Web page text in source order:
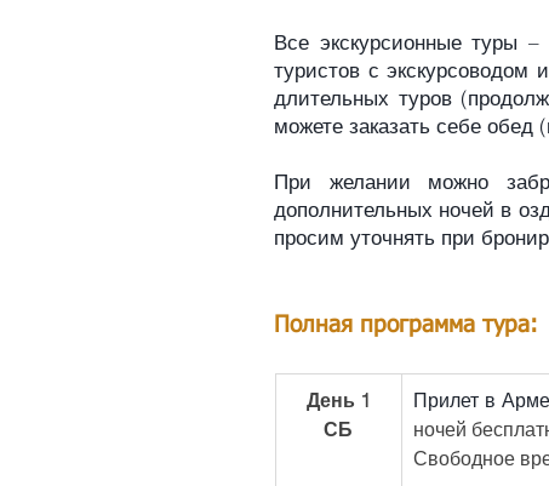
Все экскурсионные туры
туристов с экскурсоводом
длительных туров
можете заказать себе
При желании можно
дополнительных ночей в
просим уточнять при
Полная программа тура:
День 1
СБ
Прилет в
ночей
Свободное